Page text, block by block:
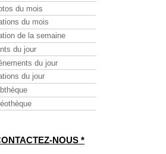
du mois
du mois
de la semaine
du jour
du jour
du jour
NOUS *